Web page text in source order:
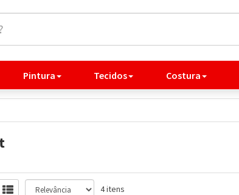
Pintura Tecidos Costura
4 itens